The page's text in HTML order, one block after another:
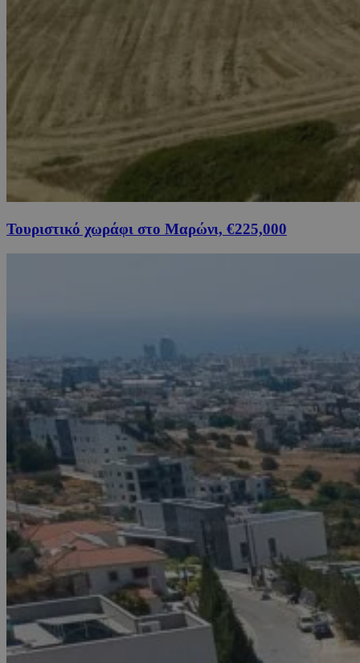
Τουριστικό χωράφι στο Μαρώνι, €225,000